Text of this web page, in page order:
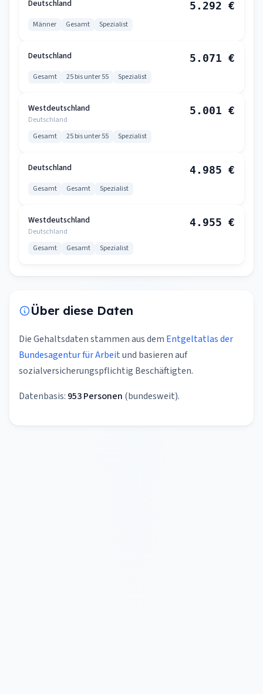
Deutschland 5.292 €
Männer Gesamt Spezialist
Deutschland 5.071 €
Gesamt 25 bis unter 55 Spezialist
Westdeutschland
Deutschland
5.001 €
Gesamt 25 bis unter 55 Spezialist
Deutschland 4.985 €
Gesamt Gesamt Spezialist
Westdeutschland
Deutschland
4.955 €
Gesamt Gesamt Spezialist
Über diese Daten
Die Gehaltsdaten stammen aus dem Entgeltatlas der
Bundesagentur für Arbeitund basieren auf
sozialversicherungspflichtig Beschäftigten.
Datenbasis: 953 Personen (bundesweit).